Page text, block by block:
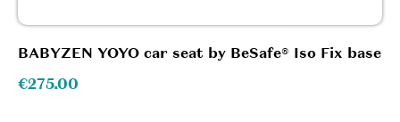
BABYZEN YOYO car seat by BeSafe® Iso Fix base
€275.00